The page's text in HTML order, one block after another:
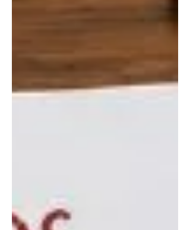
สัมพันธ์ รวมถึงคำศัพท์ด้านสุขภาพทาง
ไม่ใช่ทุกคนที่จะเข้าใจความหมายอย่าง
ถูกต้อง บทความนี้จึงรวบรวมคำศัพท